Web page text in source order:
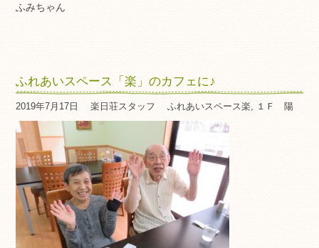
ふみちゃん
ふれあいスペース「楽」のカフェに♪
2019年7月17日 楽日荘スタッフ ふれあいスペース楽, １Ｆ 陽